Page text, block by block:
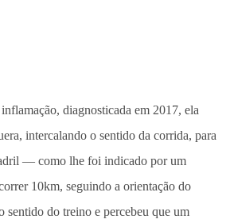
diagnosticada em 2017, ela
intercalando o sentido da corrida, para
— como lhe foi indicado por um
10km, seguindo a orientação do
sentido do treino e percebeu que um